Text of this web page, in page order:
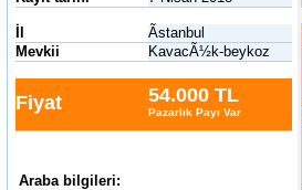
Ãstanbul
Mevkii
KavacÃ½k-beykoz
Fiyat 54.000 TL
Pazarlık Payı Var
Araba bilgileri: